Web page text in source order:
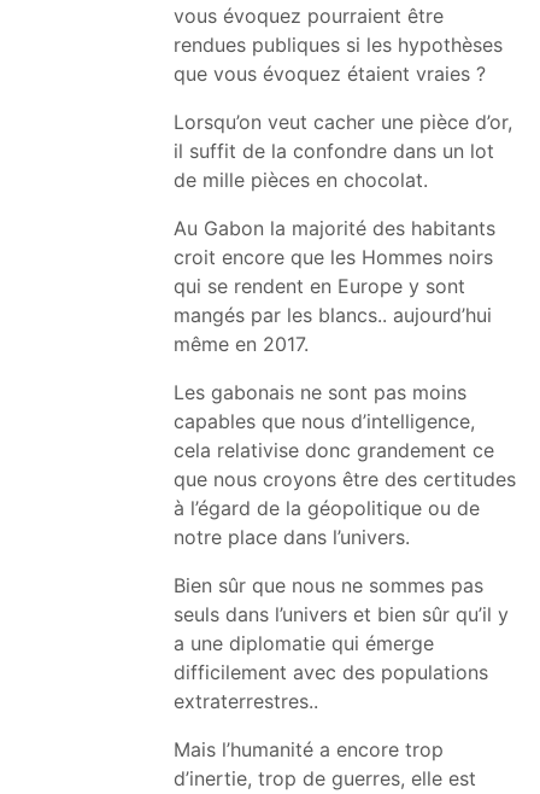
vous évoquez pourraient être
rendues publiques si les hypothèses
que vous évoquez étaient vraies ?
Lorsqu’on veut cacher une pièce d’or,
il suffit de la confondre dans un lot
de mille pièces en chocolat.
Au Gabon la majorité des habitants
croit encore que les Hommes noirs
qui se rendent en Europe y sont
mangés par les blancs.. aujourd’hui
même en 2017.
Les gabonais ne sont pas moins
capables que nous d’intelligence,
cela relativise donc grandement ce
que nous croyons être des certitudes
à l’égard de la géopolitique ou de
notre place dans l’univers.
Bien sûr que nous ne sommes pas
seuls dans l’univers et bien sûr qu’il y
a une diplomatie qui émerge
difficilement avec des populations
extraterrestres..
Mais l’humanité a encore trop
d’inertie, trop de guerres, elle est